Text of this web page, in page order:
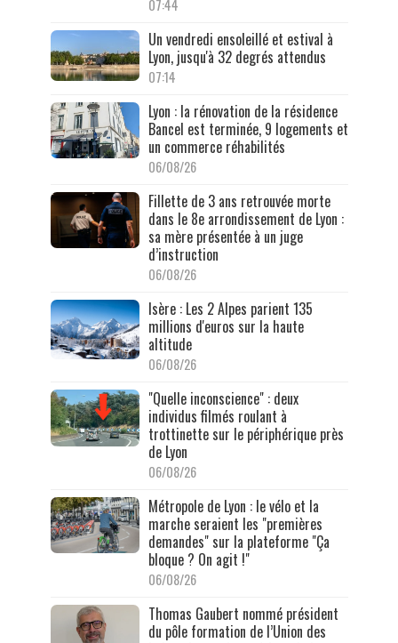
07:44
Un vendredi ensoleillé et estival à
Lyon, jusqu'à 32 degrés attendus
07:14
Lyon : la rénovation de la résidence
Bancel est terminée, 9 logements et
un commerce réhabilités
06/08/26
Fillette de 3 ans retrouvée morte
dans le 8e arrondissement de Lyon :
sa mère présentée à un juge
d’instruction
06/08/26
Isère : Les 2 Alpes parient 135
millions d'euros sur la haute
altitude
06/08/26
"Quelle inconscience" : deux
individus filmés roulant à
trottinette sur le périphérique près
de Lyon
06/08/26
Métropole de Lyon : le vélo et la
marche seraient les "premières
demandes" sur la plateforme "Ça
bloque ? On agit !"
06/08/26
Thomas Gaubert nommé président
du pôle formation de l’Union des